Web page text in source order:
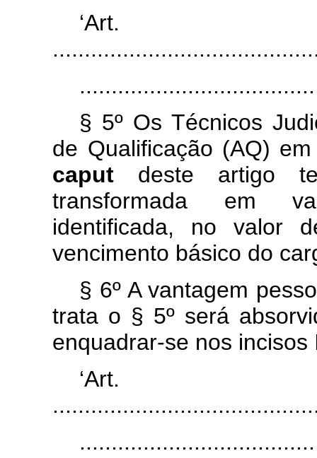
§ 5º Os Técnicos
de Qualificação (AQ)
caput deste artigo
transformada em
identificada, no valor
vencimento básico do
§ 6º A vantagem
trata o § 5º será
enquadrar-se nos